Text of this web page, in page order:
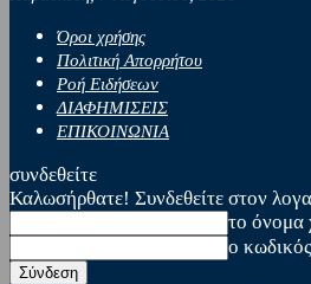
Όροι χρήσης
Πολιτική Απορρήτου
Ροή Ειδήσεων
ΔΙΑΦΗΜΙΣΕΙΣ
ΕΠΙΚΟΙΝΩΝΙΑ
συνδεθείτε
Καλωσήρθατε! Συνδεθείτε στον
το όνομα
ο